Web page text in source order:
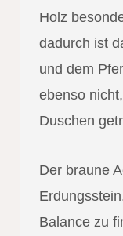
Holz
dadurch ist
und dem
ebenso
Duschen
Der braune
Balance zu